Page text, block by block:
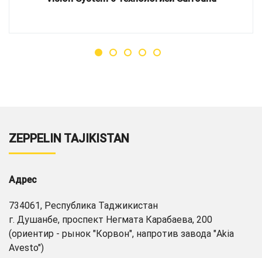
ZEPPELIN TAJIKISTAN
Адрес
734061, Республика Таджикистан
г. Душанбе, проспект Негмата Карабаева, 200
(ориентир - рынок "Корвон", напротив завода "Akia
Avesto")